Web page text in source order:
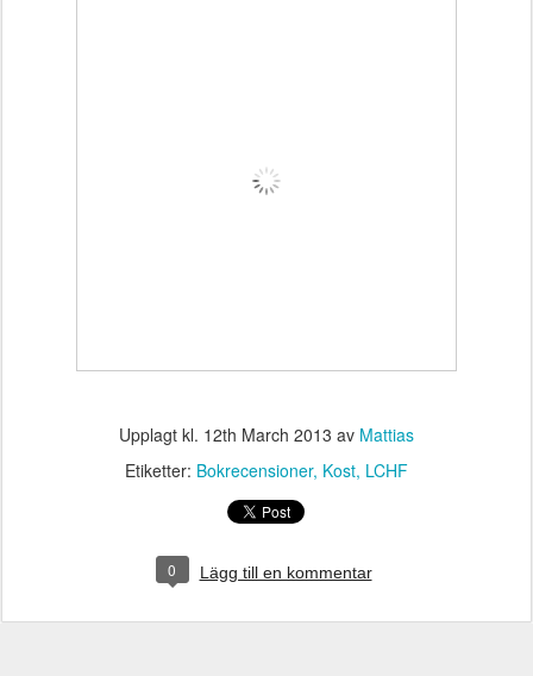
Upplagt kl. 12th March 2013 av Mattias
Etiketter: Bokrecensioner Kost LCHF
0 Lägg till en kommentar